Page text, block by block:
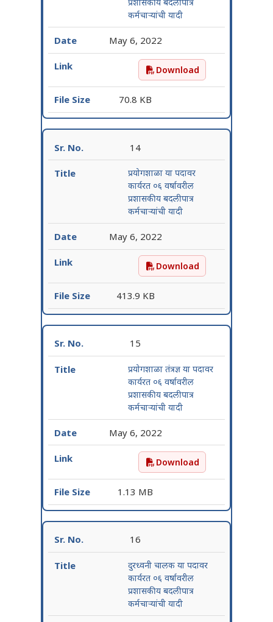
कर्मचाऱ्यांची यादी
May 6, 2022
भौतिकोपचार तज्ञ या पदावर
Download
70.8 KB
14
प्रयोगशाळा या पदावर
कार्यरत ०६ वर्षावरील
प्रशासकीय बदलीपात्र
कर्मचाऱ्यांची यादी
May 6, 2022
प्रयोगशाळा या पदावर
Download
413.9 KB
15
प्रयोगशाळा तंत्रज्ञ या पदावर
कार्यरत ०६ वर्षावरील
प्रशासकीय बदलीपात्र
कर्मचाऱ्यांची यादी
May 6, 2022
प्रयोगशाळा तंत्रज्ञ या पदावर
Download
1.13 MB
16
दुरध्वनी चालक या पदावर
कार्यरत ०६ वर्षावरील
प्रशासकीय बदलीपात्र
कर्मचाऱ्यांची यादी